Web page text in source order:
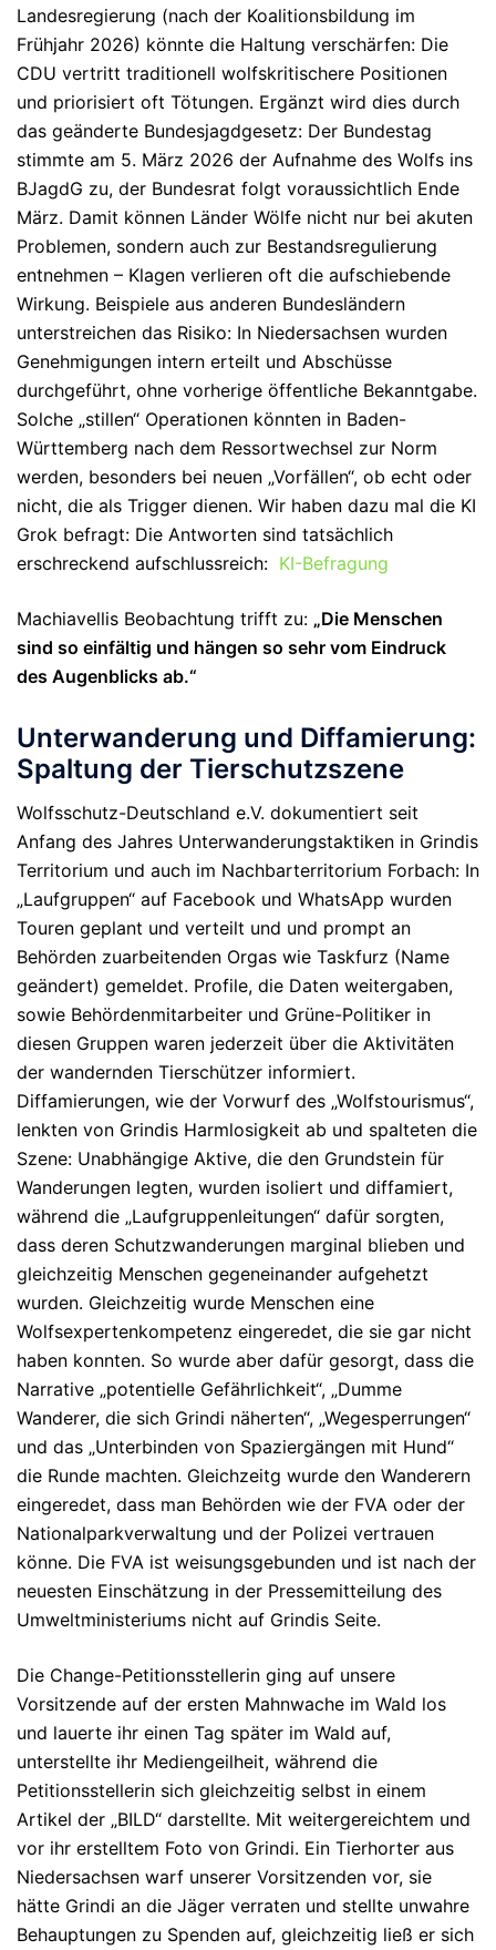
Landesregierung (nach der Koalitionsbildung im
Frühjahr 2026) könnte die Haltung verschärfen: Die
CDU vertritt traditionell wolfskritischere Positionen
und priorisiert oft Tötungen. Ergänzt wird dies durch
das geänderte Bundesjagdgesetz: Der Bundestag
stimmte am 5. März 2026 der Aufnahme des Wolfs ins
BJagdG zu, der Bundesrat folgt voraussichtlich Ende
März. Damit können Länder Wölfe nicht nur bei akuten
Problemen, sondern auch zur Bestandsregulierung
entnehmen – Klagen verlieren oft die aufschiebende
Wirkung. Beispiele aus anderen Bundesländern
unterstreichen das Risiko: In Niedersachsen wurden
Genehmigungen intern erteilt und Abschüsse
durchgeführt, ohne vorherige öffentliche Bekanntgabe.
Solche „stillen“ Operationen könnten in Baden-
Württemberg nach dem Ressortwechsel zur Norm
werden, besonders bei neuen „Vorfällen“, ob echt oder
nicht, die als Trigger dienen. Wir haben dazu mal die KI
Grok befragt: Die Antworten sind tatsächlich
erschreckend aufschlussreich: KI-Befragung
Machiavellis Beobachtung trifft zu: „Die Menschen
sind so einfältig und hängen so sehr vom Eindruck
des Augenblicks ab.“
Unterwanderung und Diffamierung:
Spaltung der Tierschutzszene
Wolfsschutz-Deutschland e.V. dokumentiert seit
Anfang des Jahres Unterwanderungstaktiken in Grindis
Territorium und auch im Nachbarterritorium Forbach: In
„Laufgruppen“ auf Facebook und WhatsApp wurden
Touren geplant und verteilt und und prompt an
Behörden zuarbeitenden Orgas wie Taskfurz (Name
geändert) gemeldet. Profile, die Daten weitergaben,
sowie Behördenmitarbeiter und Grüne-Politiker in
diesen Gruppen waren jederzeit über die Aktivitäten
der wandernden Tierschützer informiert.
Diffamierungen, wie der Vorwurf des „Wolfstourismus“,
lenkten von Grindis Harmlosigkeit ab und spalteten die
Szene: Unabhängige Aktive, die den Grundstein für
Wanderungen legten, wurden isoliert und diffamiert,
während die „Laufgruppenleitungen“ dafür sorgten,
dass deren Schutzwanderungen marginal blieben und
gleichzeitig Menschen gegeneinander aufgehetzt
wurden. Gleichzeitig wurde Menschen eine
Wolfsexpertenkompetenz eingeredet, die sie gar nicht
haben konnten. So wurde aber dafür gesorgt, dass die
Narrative „potentielle Gefährlichkeit“, „Dumme
Wanderer, die sich Grindi näherten“, „Wegesperrungen“
und das „Unterbinden von Spaziergängen mit Hund“
die Runde machten. Gleichzeitg wurde den Wanderern
eingeredet, dass man Behörden wie der FVA oder der
Nationalparkverwaltung und der Polizei vertrauen
könne. Die FVA ist weisungsgebunden und ist nach der
neuesten Einschätzung in der Pressemitteilung des
Umweltministeriums nicht auf Grindis Seite.
Die Change-Petitionsstellerin ging auf unsere
Vorsitzende auf der ersten Mahnwache im Wald los
und lauerte ihr einen Tag später im Wald auf,
unterstellte ihr Mediengeilheit, während die
Petitionsstellerin sich gleichzeitig selbst in einem
Artikel der „BILD“ darstellte. Mit weitergereichtem und
vor ihr erstelltem Foto von Grindi. Ein Tierhorter aus
Niedersachsen warf unserer Vorsitzenden vor, sie
hätte Grindi an die Jäger verraten und stellte unwahre
Behauptungen zu Spenden auf, gleichzeitig ließ er sich